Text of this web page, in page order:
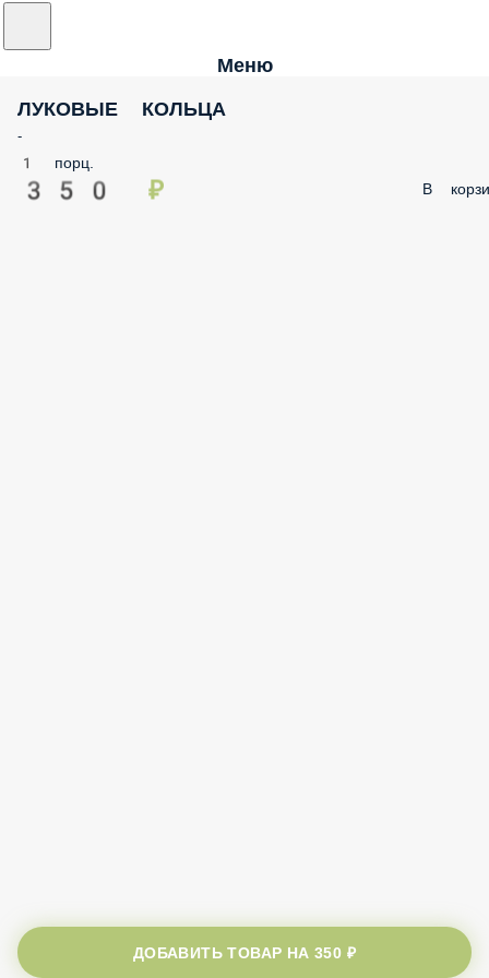
Меню
ЛУКОВЫЕ КОЛЬЦА
-
1 порц.
350 ₽ В
ДОБАВИТЬ ТОВАР НА350 ₽